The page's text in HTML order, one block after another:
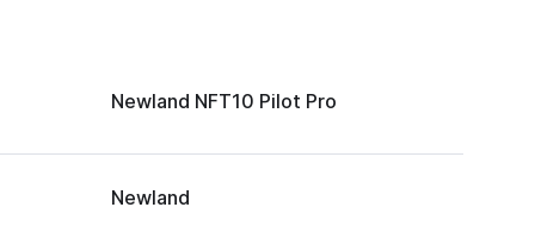
Newland NFT10 Pilot Pro
Newland